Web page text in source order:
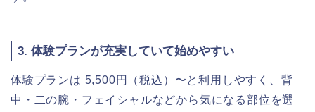
3. 体験プランが充実していて始めやすい
体験プランは 5,500円（税込）〜と利用しやすく、背
中・二の腕・フェイシャルなどから気になる部位を選